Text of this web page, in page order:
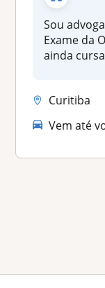
Sou
Exame da
ainda
Curitiba
Vem até